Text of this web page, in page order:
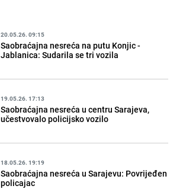
20.05.26. 09:15
Saobraćajna nesreća na putu Konjic -
Jablanica: Sudarila se tri vozila
19.05.26. 17:13
Saobraćajna nesreća u centru Sarajeva,
učestvovalo policijsko vozilo
18.05.26. 19:19
Saobraćajna nesreća u Sarajevu: Povrijeđen
policajac